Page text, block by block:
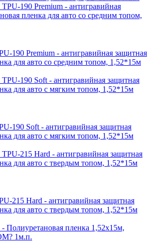
190 Premium - антигравийная защитная
для авто со средним топом, 1,52*15м
190 Soft - антигравийная защитная
для авто с мягким топом, 1,52*15м
215 Hard - антигравийная защитная
для авто с твердым топом, 1,52*15м